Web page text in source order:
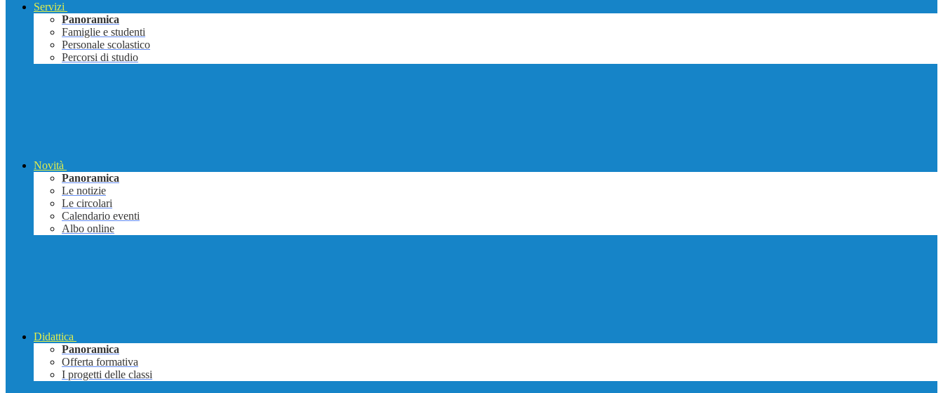
Servizi
Panoramica
Famiglie e studenti
Personale scolastico
Percorsi di studio
Novità
Panoramica
Le notizie
Le circolari
Calendario eventi
Albo online
Didattica
Panoramica
Offerta formativa
I progetti delle classi